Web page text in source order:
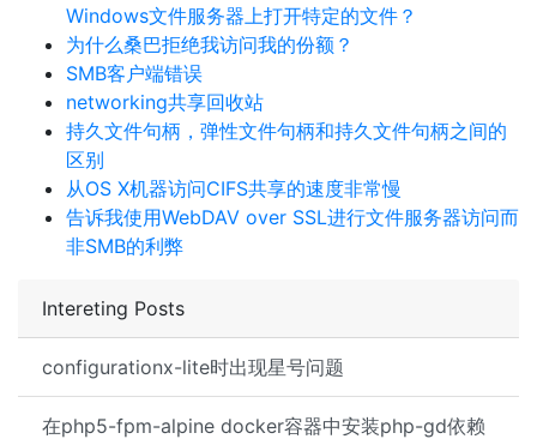
Intereting Posts
configurationx-lite时出现星号问题
在php5-fpm-alpine docker容器中安装php-gd依赖
Windows文件服务器上打开特定的文件？
为什么桑巴拒绝我访问我的份额？
SMB客户端错误
networking共享回收站
持久文件句柄，弹性文件句柄和持久文件句柄之间的
区别
从OS X机器访问CIFS共享的速度非常慢
告诉我使用WebDAV over SSL进行文件服务器访问而
非SMB的利弊